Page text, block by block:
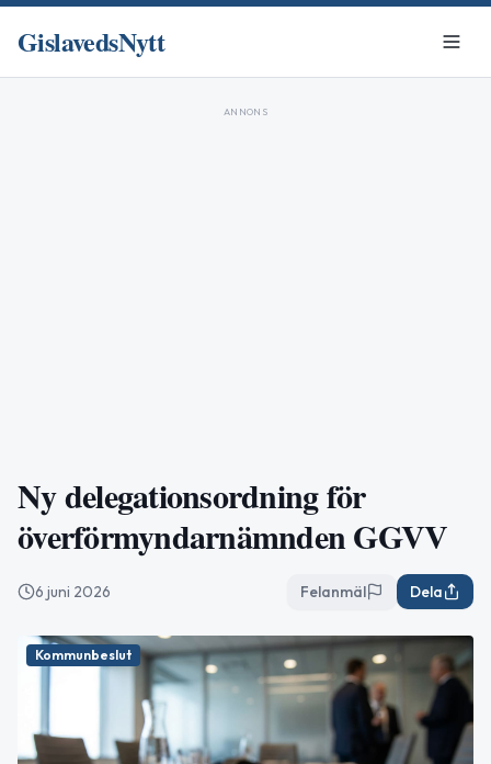
GislavedsNytt
ANNONS
Ny delegationsordning för
överförmyndarnämnden GGVV
6 juni 2026 Felanmäl Dela
Kommunbeslut